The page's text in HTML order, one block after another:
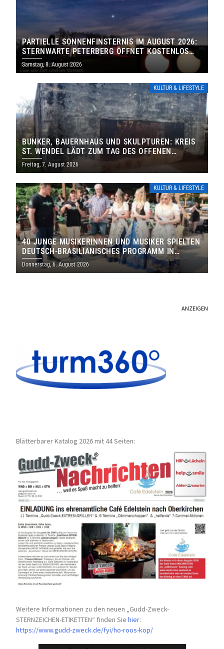
PARTIELLE SONNENFINSTERNIS IM AUGUST 2026:
STERNWARTE PETERBERG ÖFFNET KOSTENLOS
IHRE TORE
Samstag, 8. August 2026
KULTUR & LIFESTYLE
BUNKER, BAUERNHAUS UND SKULPTUREN: KREIS
ST. WENDEL LÄDT ZUM TAG DES OFFENEN
DENKMALS EIN
Freitag, 7. August 2026
KULTUR & LIFESTYLE
40 JUNGE MUSIKERINNEN UND MUSIKER SPIELTEN
DEUTSCH-BRASILIANISCHES PROGRAMM IN
THOLEY
Donnerstag, 6. August 2026
ANZEIGEN
Blätterbarer Katalog 2026 mit 44 Seiten:
Weitere Informationen zu den neuen „Gudd-Zweck-
STERNZEICHEN-ETIKETTEN“ finden Siehier:
https://www.gudd-zweck.de/fyi/ho-roos-kop/